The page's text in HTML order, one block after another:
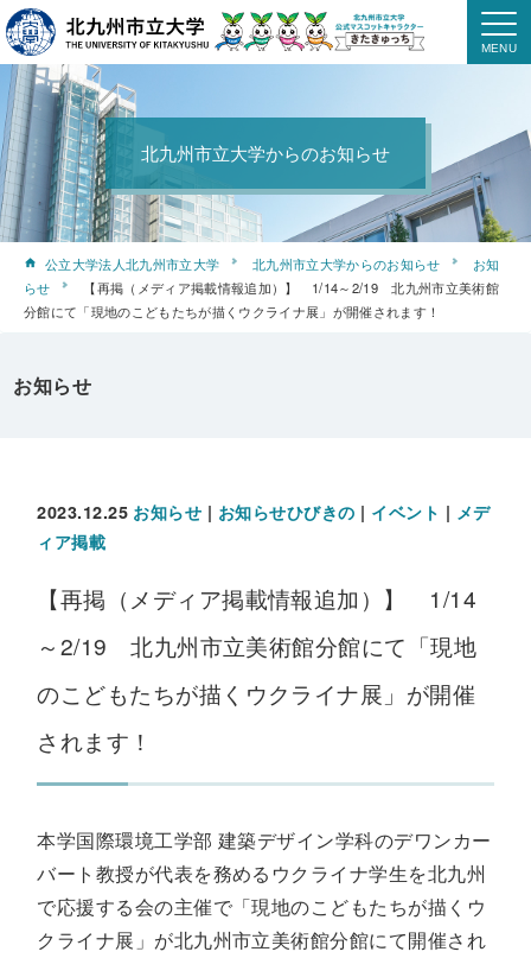
北九州市立大学からのお知らせ
公立大学法人北九州市立大学 北九州市立大学からのお知らせ
お知
らせ
【再掲（メディア掲載情報追加）】 1/14～2/19 北九州市立美術館
分館にて「現地のこどもたちが描くウクライナ展」が開催されます！
お知らせ
2023.12.25 お知らせ | お知らせひびきの | イベント | メデ
ィア掲載
【再掲（メディア掲載情報追加）】 1/14
～2/19 北九州市立美術館分館にて「現地
のこどもたちが描くウクライナ展」が開催
されます！
本学国際環境工学部 建築デザイン学科のデワンカー
バート教授が代表を務めるウクライナ学生を北九州
で応援する会の主催で「現地のこどもたちが描くウ
クライナ展」が北九州市立美術館分館にて開催され